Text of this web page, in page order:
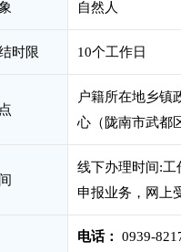
自然人
时限 10个工作日
户籍所在地乡镇
心（陇南市武都
线下办理时间:工
申报业务，网上
电话：
0939-